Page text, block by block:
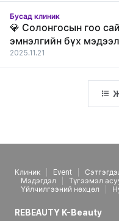
Бусад клиник
💎 Солонгосын гоо
эмнэлгийн бүх
2025.11.21
Клиник Event
Мэдэгдэл
Түгээмэл
Үйлчилгээний нөхцөл
REBEAUTY K-Beauty